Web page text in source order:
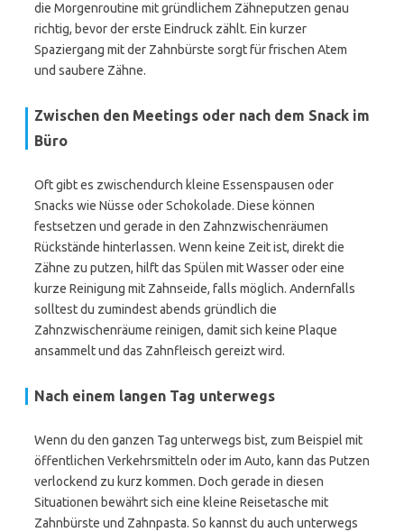
die Morgenroutine mit gründlichem Zähneputzen genau
richtig, bevor der erste Eindruck zählt. Ein kurzer
Spaziergang mit der Zahnbürste sorgt für frischen Atem
und saubere Zähne.
Zwischen den Meetings oder nach dem Snack im
Büro
Oft gibt es zwischendurch kleine Essenspausen oder
Snacks wie Nüsse oder Schokolade. Diese können
festsetzen und gerade in den Zahnzwischenräumen
Rückstände hinterlassen. Wenn keine Zeit ist, direkt die
Zähne zu putzen, hilft das Spülen mit Wasser oder eine
kurze Reinigung mit Zahnseide, falls möglich. Andernfalls
solltest du zumindest abends gründlich die
Zahnzwischenräume reinigen, damit sich keine Plaque
ansammelt und das Zahnfleisch gereizt wird.
Nach einem langen Tag unterwegs
Wenn du den ganzen Tag unterwegs bist, zum Beispiel mit
öffentlichen Verkehrsmitteln oder im Auto, kann das Putzen
verlockend zu kurz kommen. Doch gerade in diesen
Situationen bewährt sich eine kleine Reisetasche mit
Zahnbürste und Zahnpasta. So kannst du auch unterwegs